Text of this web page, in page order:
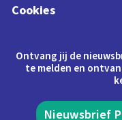
Cookies
Ontvang jij de
te melden en
Nieuwsbrief